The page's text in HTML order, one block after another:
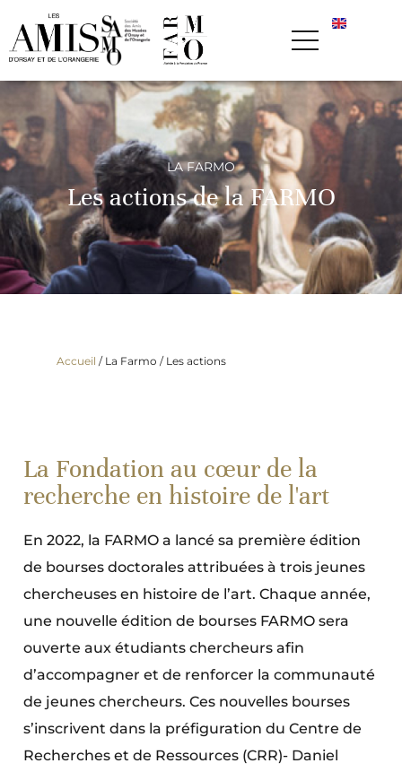
LA FARMO
Les actions de la FARMO
Accueil / La Farmo / Les actions
La Fondation au cœur de la
recherche en histoire de l'art
En 2022, la FARMO a lancé sa première édition
de bourses doctorales attribuées à trois jeunes
chercheuses en histoire de l’art. Chaque année,
une nouvelle édition de bourses FARMO sera
ouverte aux étudiants chercheurs afin
d’accompagner et de renforcer la communauté
de jeunes chercheurs. Ces nouvelles bourses
s’inscrivent dans la préfiguration du Centre de
Recherches et de Ressources (CRR)- Daniel